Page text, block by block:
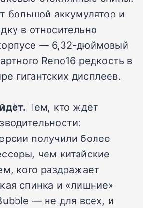
большой аккумулятор и
в относительно
— 6,32-дюймовый
Reno16 редкость в
гигантских дисплеев.
Тем, кто ждёт
получили более
чем китайские
кого раздражает
спинка и «лишние»
— не для всех, и